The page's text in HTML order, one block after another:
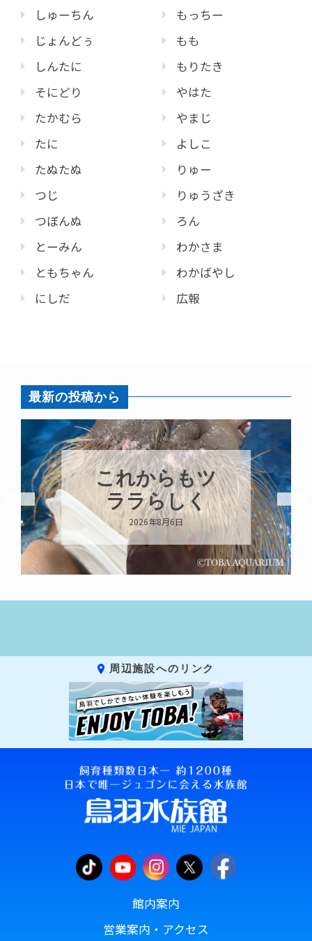
しゅーちん
じょんどぅ
しんたに
そにどり
たかむら
たに
たぬたぬ
つじ
つぼんぬ
とーみん
ともちゃん
にしだ
もっちー
もも
もりたき
やはた
やまじ
よしこ
りゅー
りゅうざき
ろん
わかさま
わかばやし
広報
最新の投稿から
これからもツ
ララらしく
2026年8月6日
周辺施設へのリンク
館内案内
営業案内・アクセス